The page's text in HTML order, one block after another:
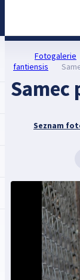
Fotogalerie
fantiensis
Samec
Seznam